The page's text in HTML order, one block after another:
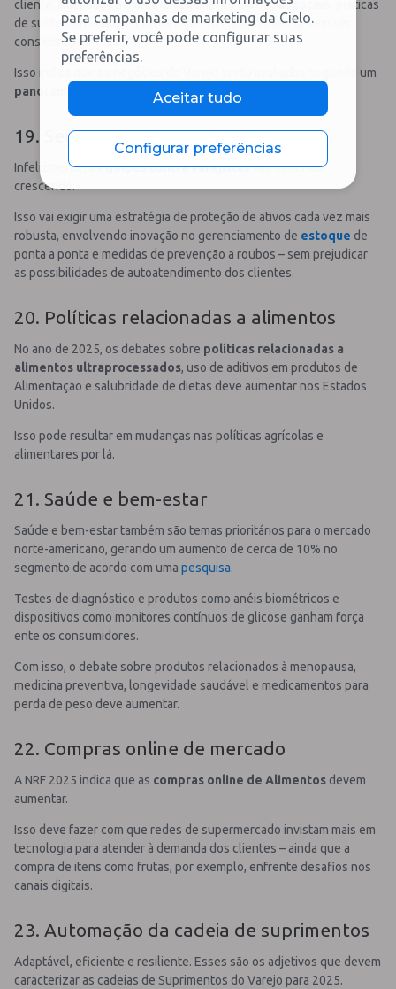
cliente, fidelidade à marca, engajamento em mídias sociais, práticas
de sustentabilidade e outros aspectos qualitativos devem ser
considerados.
Isso indica que os negócios do Varejo serão avaliados segundo um
panorama mais holístico.
19. Segurança
Infelizmente, osgolpes contra varejistasvão continuar
crescendo.
Isso vai exigir uma estratégia de proteção de ativos cada vez mais
robusta, envolvendo inovação no gerenciamento de estoque de
ponta a ponta e medidas de prevenção a roubos – sem prejudicar
as possibilidades de autoatendimento dos clientes.
20. Políticas relacionadas a alimentos
No ano de 2025, os debates sobre políticas relacionadas a
alimentos ultraprocessados, uso de aditivos em produtos de
Alimentação e salubridade de dietas deve aumentar nos Estados
Unidos.
Isso pode resultar em mudanças nas políticas agrícolas e
alimentares por lá.
21. Saúde e bem-estar
Saúde e bem-estar também são temas prioritários para o mercado
norte-americano, gerando um aumento de cerca de 10% no
segmento de acordo com uma pesquisa.
Testes de diagnóstico e produtos como anéis biométricos e
dispositivos como monitores contínuos de glicose ganham força
ente os consumidores.
Com isso, o debate sobre produtos relacionados à menopausa,
medicina preventiva, longevidade saudável e medicamentos para
perda de peso deve aumentar.
22. Compras online de mercado
A NRF 2025 indica que as compras online de Alimentos devem
aumentar.
Isso deve fazer com que redes de supermercado invistam mais em
tecnologia para atender à demanda dos clientes – ainda que a
compra de itens como frutas, por exemplo, enfrente desafios nos
canais digitais.
23. Automação da cadeia de suprimentos
Adaptável, eficiente e resiliente. Esses são os adjetivos que devem
caracterizar as cadeias de Suprimentos do Varejo para 2025.
para campanhas de marketing da Cielo.
Se preferir, você pode configurar suas
preferências.
Aceitar tudo
Configurar preferências